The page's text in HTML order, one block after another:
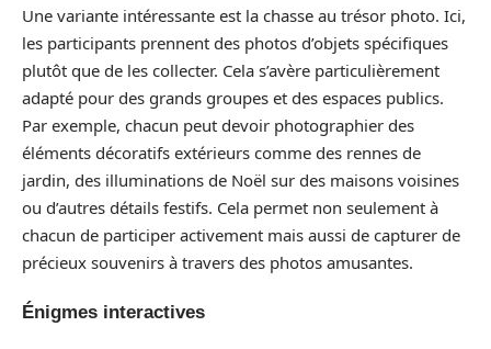
Une variante intéressante est la chasse au trésor photo. Ici,
les participants prennent des photos d’objets spécifiques
plutôt que de les collecter. Cela s’avère particulièrement
adapté pour des grands groupes et des espaces publics.
Par exemple, chacun peut devoir photographier des
éléments décoratifs extérieurs comme des rennes de
jardin, des illuminations de Noël sur des maisons voisines
ou d’autres détails festifs. Cela permet non seulement à
chacun de participer activement mais aussi de capturer de
précieux souvenirs à travers des photos amusantes.
Énigmes interactives